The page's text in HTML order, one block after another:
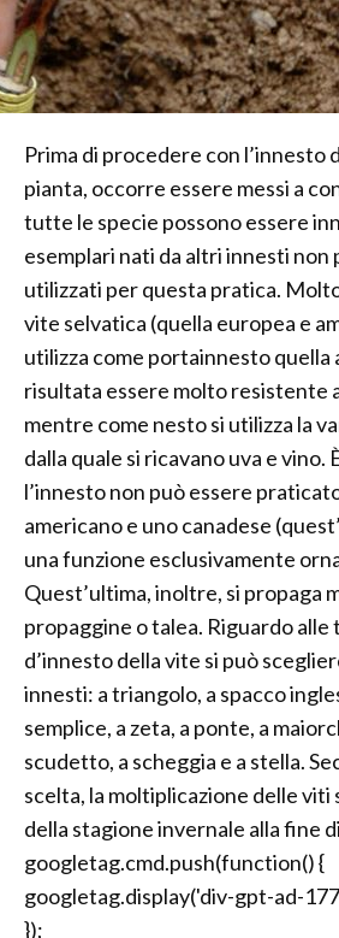
Prima di procedere con l’innesto
pianta, occorre essere messi a
tutte le specie possono essere
esemplari nati da altri innesti non
utilizzati per questa pratica.
vite selvatica (quella europea e
utilizza come portainnesto quella
risultata essere molto resistente
mentre come nesto si utilizza la
dalla quale si ricavano uva e vino.
l’innesto non può essere
americano e uno canadese
una funzione esclusivamente
Quest’ultima, inoltre, si propaga
propaggine o talea. Riguardo alle
d’innesto della vite si può
innesti: a triangolo, a spacco
semplice, a zeta, a ponte, a
scudetto, a scheggia e a stella.
scelta, la moltiplicazione delle viti
della stagione invernale alla fine
googletag.cmd.push(function() {
googletag.display('div-gpt-ad-
});